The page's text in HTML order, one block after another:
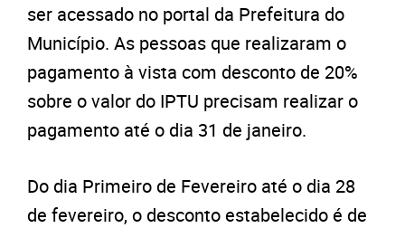
ser acessado no portal da Prefeitura do
Município. As pessoas que realizaram o
pagamento à vista com desconto de 20%
sobre o valor do IPTU precisam realizar o
pagamento até o dia 31 de janeiro.
Do dia Primeiro de Fevereiro até o dia 28
de fevereiro, o desconto estabelecido é de